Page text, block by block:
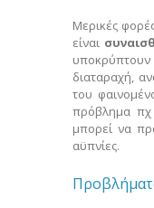
Μερικές
είναι
διαταραχή,
του
πρόβλημα πχ
μπορεί να
αϋπνίες.